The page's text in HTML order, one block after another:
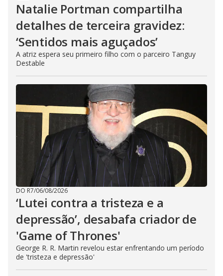
Natalie Portman compartilha
detalhes de terceira gravidez:
‘Sentidos mais aguçados’
A atriz espera seu primeiro filho com o parceiro Tanguy
Destable
DO R7/06/08/2026
‘Lutei contra a tristeza e a
depressão’, desabafa criador de
'Game of Thrones'
George R. R. Martin revelou estar enfrentando um período
de 'tristeza e depressão'